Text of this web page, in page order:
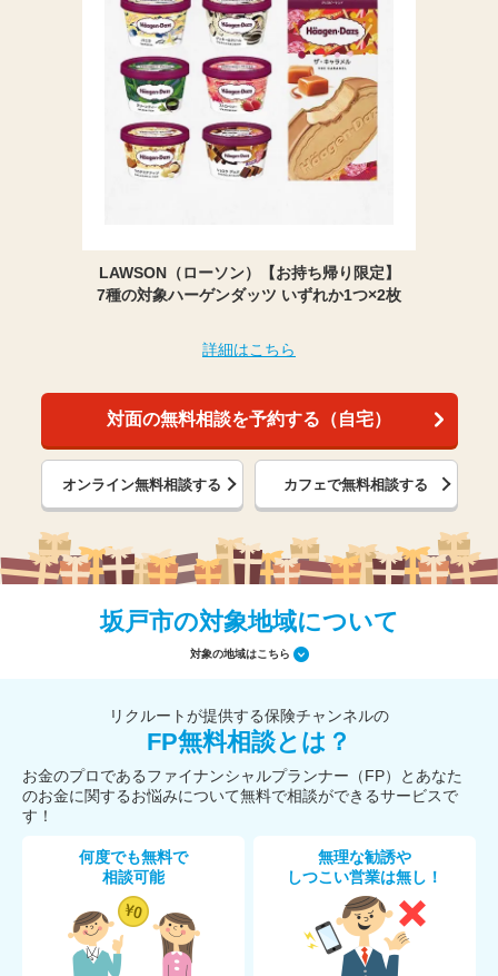
LAWSON（ローソン）【お持ち帰り限定】
7種の対象ハーゲンダッツ いずれか1つ×2枚
詳細はこちら
対面の無料相談を予約する（自宅）
オンライン無料相談する カフェで無料相談する
坂戸市の対象地域について
対象の地域はこちら
リクルートが提供する保険チャンネルの
FP無料相談とは？
お金のプロであるファイナンシャルプランナー（FP）とあなた
のお金に関するお悩みについて無料で相談ができるサービスで
す！
何度でも無料で
相談可能
無理な勧誘や
しつこい営業は無し！